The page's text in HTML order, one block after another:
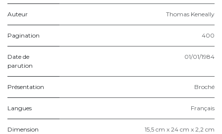
Auteur Thomas Keneally
Pagination 400
Date de
parution
01/01/1984
Présentation Broché
Langues Français
Dimension 15,5 cm x 24 cm x 2,2 cm